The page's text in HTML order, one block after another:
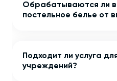
Обрабатываются ли
постельное белье от
Подходит ли услуга
учреждений?